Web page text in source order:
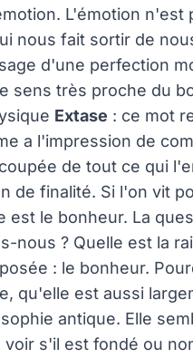
L'émotion n'est
nous fait sortir de
d'une perfection
sens très proche du
Extase : ce mot
a l'impression de
de tout ce qui
de finalité. Si l'on vit
est le bonheur. La
nous ? Quelle est la
: le bonheur.
qu'elle est aussi
antique. Elle
s'il est fondé ou